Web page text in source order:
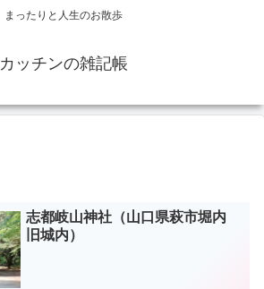
まったりと人生のお散歩
カッチンの雑記帳
志都岐山神社（山口県萩市堀内
旧城内）